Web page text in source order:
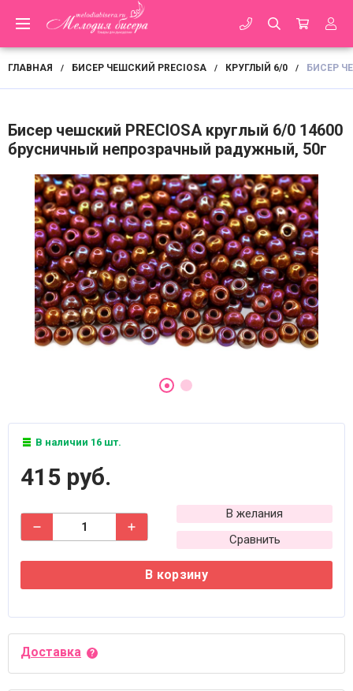
ГЛАВНАЯ / БИСЕР ЧЕШСКИЙ PRECIOSA / КРУГЛЫЙ 6/0 / БИСЕР
Бисер чешский PRECIOSA круглый 6/0 14600
брусничный непрозрачный радужный, 50г
В наличии 16 шт.
415 руб.
В желания
Сравнить
В корзину
Доставка